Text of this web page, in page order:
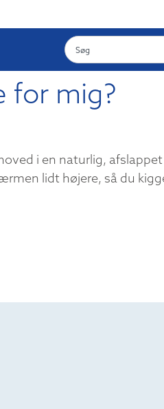
for mig?
i en naturlig,
lidt højere, så du